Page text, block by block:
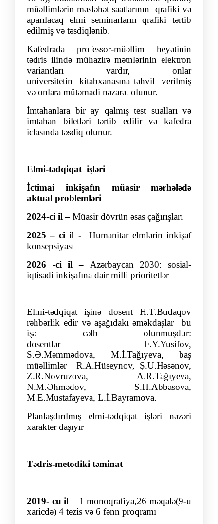
müəllimlərin məsləhət saatlarının
qrafiki və
aparılacaq elmi seminarların qrafiki tərtib
edilmiş və təsdiqlənib.
Kafedrada professor-müəllim heyətinin
tədris ilində mühazirə mətnlərinin elektron
variantları vardır, onlar
universitetin
kitabxanasına təhvil
verilmiş
və onlara mütəmadi nəzarət olunur.
İmtahanlara bir ay qalmış test sualları və
imtahan biletləri tərtib edilir və kafedra
iclasında təsdiq olunur.
Elmi-tədqiqat işləri
İctimai inkişafın müasir mərhələdə
aktual problemləri
2024-ci il – Müasir dövrün əsas çağırışları
2025 – ci il -
Hümanitar elmlərin inkişaf
konsepsiyası
2026 -ci il – Azərbaycan 2030: sosial-
iqtisadi inkişafına dair milli prioritetlər
Elmi-tədqiqat işinə dosent H.T.Budaqov
rəhbərlik edir və aşağıdakı əməkdaşlar
bu
işə cəlb olunmuşdur:
dosentlər
F.Y.Yusifov,
S.Ə.Məmmədova,
M.İ.Tağıyeva,
baş
müəllimlər
R.A.Hüseynov, Ş.U.Həsənov,
Z.R.Novruzova, A.R.Tağıyeva,
N.M.Əhmədov, S.H.Abbasova,
M.E.Mustafayeva, L.İ.Bayramova.
Planlaşdırılmış elmi-tədqiqat işləri nəzəri
xarakter daşıyır
Tədris-metodiki təminat
2019- cu il– 1 monoqrafiya,26 məqalə(9-u
xaricdə) 4 tezis və 6 fənn proqramı